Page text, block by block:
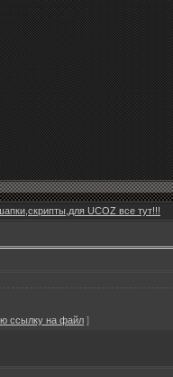
ссылку на файл ]